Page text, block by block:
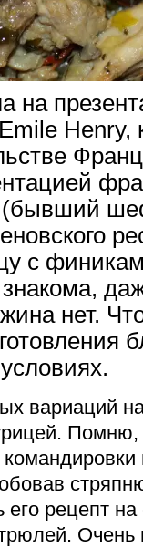
на
Henry,
(бывший
с
нет.
вариаций
Помню,
рецепт на
Очень